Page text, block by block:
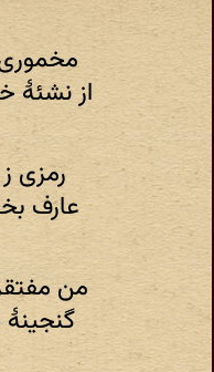
از نشئۀ
رمزی
عارف
من